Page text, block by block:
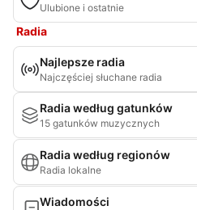
Ulubione i ostatnie
Radia
Najlepsze radia
Najczęściej słuchane radia
Radia według gatunków
15 gatunków muzycznych
Radia według regionów
Radia lokalne
Wiadomości